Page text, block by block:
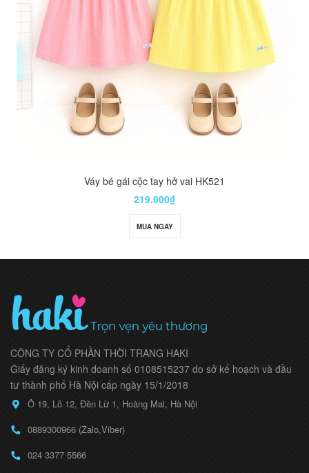
Váy bé gái cộc tay hở vai HK521
219.000₫
MUA NGAY
CÔNG TY CỔ PHẦN THỜI TRANG HAKI
Giấy đăng ký kinh doanh số 0108515237 do sở kế hoạch và đầu
tư thành phố Hà Nội cấp ngày 15/1/2018
Ô 19, Lô 12, Đền Lừ 1, Hoàng Mai, Hà Nội
0889300966 (Zalo,Viber)
024 3377 5566